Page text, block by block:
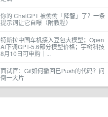
你的 ChatGPT 被偷偷「降智」了？一条
提示词让它自曝（附教程）
特斯拉中国车机接入豆包大模型；Open
AI下调GPT-5.6部分模型价格；宇树科技
8月10日可申购｜...
面试官：Git如何撤回已Push的代码？问
倒一大片